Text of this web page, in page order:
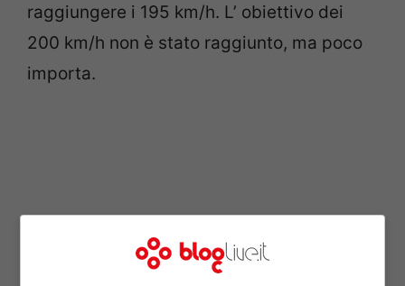
raggiungere i 195 km/h. L’ obiettivo dei
200 km/h non è stato raggiunto, ma poco
importa.